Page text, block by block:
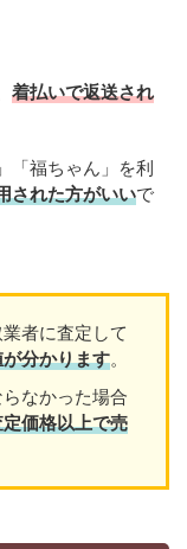
着払いで返送され
「福ちゃん」を利
された方がいいで
者に査定して
分かります。
なかった場合
価格以上で売